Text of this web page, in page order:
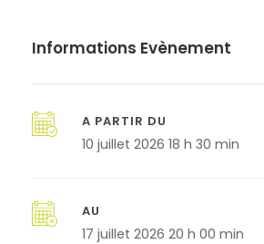
Informations Evènement
A PARTIR DU
10 juillet 2026 18 h 30 min
AU
17 juillet 2026 20 h 00 min